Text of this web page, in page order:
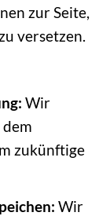
zur Seite,
versetzen.
Wir
zukünftige
Wir